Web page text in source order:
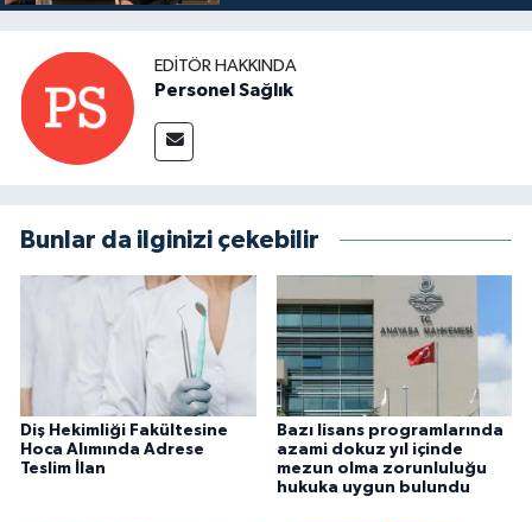
EDITÖR HAKKINDA
Personel Sağlık
Bunlar da ilginizi çekebilir
Diş Hekimliği Fakültesine
Hoca Alımında Adrese
Teslim İlan
Bazı lisans programlarında
azami dokuz yıl içinde
mezun olma zorunluluğu
hukuka uygun bulundu